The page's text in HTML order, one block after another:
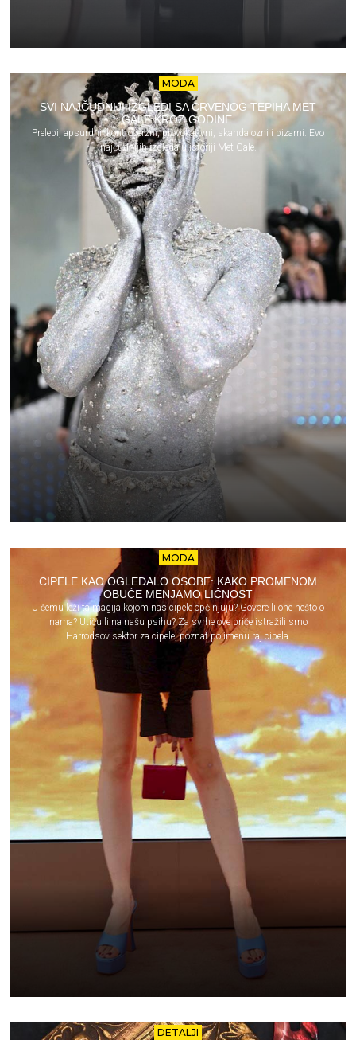
MODA
SVI NAJČUDNIJI IZGLEDI SA CRVENOG TEPIHA MET
GALE KROZ GODINE
Prelepi, apsurdni, kontroverzni, provokativni, skandalozni i bizarni. Evo
najčudnijih izgleda u istoriji Met Gale.
MODA
CIPELE KAO OGLEDALO OSOBE: KAKO PROMENOM
OBUĆE MENJAMO LIČNOST
U čemu leži ta magija kojom nas cipele opčinjuju? Govore li one nešto o
nama? Utiču li na našu psihu? Za svrhe ove priče istražili smo
Harrodsov sektor za cipele, poznat po imenu raj cipela.
DETALJI